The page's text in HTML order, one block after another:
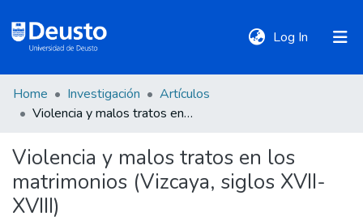
Log In (current)
DeustoTeka
Communities
&
Collections
Home Investigación
Artículos
Violencia y malos tratos en los matrimonios (Vizcaya, siglos XVII-XVIII)
Violencia y malos tratos en los
matrimonios (Vizcaya, siglos XVII-
XVIII)